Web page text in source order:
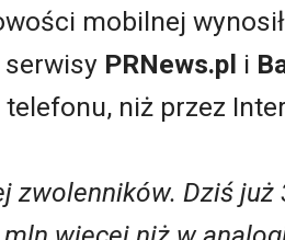
mobilnej
serwisy PRNews.pl i
niż przez
Dziś już